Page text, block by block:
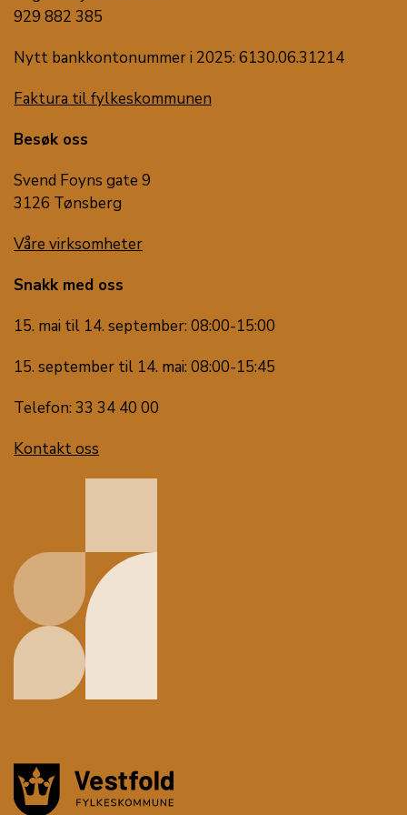
929 882 385
Nytt bankkontonummer i 2025: 6130.06.31214
Faktura til fylkeskommunen
Besøk oss
Svend Foyns gate 9
3126 Tønsberg
Våre virksomheter
Snakk med oss
15. mai til 14. september: 08:00-15:00
15. september til 14. mai: 08:00-15:45
Telefon: 33 34 40 00
Kontakt oss